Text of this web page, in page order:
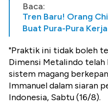
Baca:
Tren Baru! Orang
Buat Pura-Pura Kerja
"Praktik ini tidak boleh
Dimensi Metalindo
sistem magang
Immanuel dalam siaran
Indonesia, Sabtu (16/8).